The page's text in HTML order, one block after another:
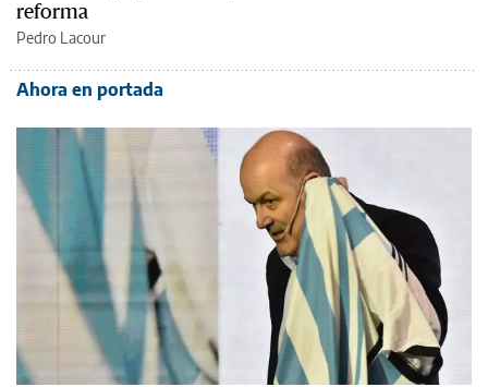
reforma
Pedro Lacour
Ahora en portada